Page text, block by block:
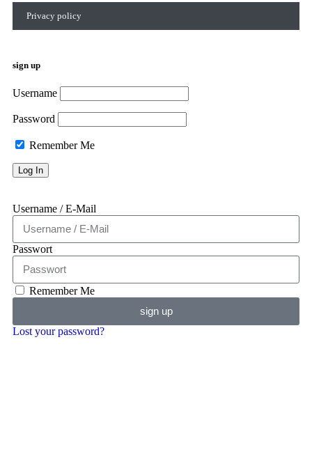
Privacy policy
sign up
Username
Password
Remember Me
Username / E-Mail
Passwort
Remember Me
sign up
Lost your password?